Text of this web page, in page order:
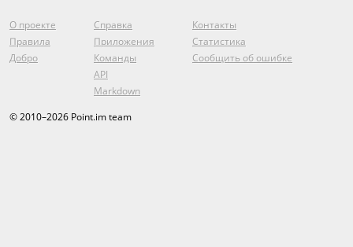
О проекте
Правила
Добро
Справка
Приложения
Команды
API
Markdown
Контакты
Статистика
Сообщить об ошибке
© 2010–2026 Point.im team